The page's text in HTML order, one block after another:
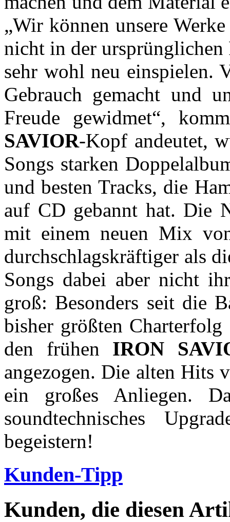
„Wir können unsere
nicht in der
sehr wohl neu einspielen.
Gebrauch gemacht und
Freude gewidmet“,
SAVIOR-Kopf andeutet,
Songs starken
und besten Tracks, die
auf CD gebannt hat. Die
mit einem neuen Mix
durchschlagskräftiger als
Songs dabei aber nicht
groß: Besonders seit die
bisher größten Charterfolg
den frühen IRON
angezogen. Die alten Hits
ein großes Anliegen.
soundtechnisches
begeistern!
Kunden-Tipp
Kunden, die diesen